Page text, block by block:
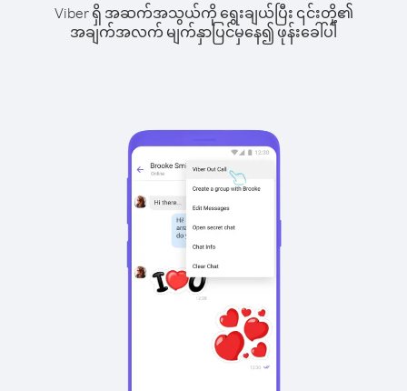
Viber ရှိ အဆက်အသွယ်ကို ရွေးချယ်ပြီး ၎င်းတို့၏
အချက်အလက် မျက်နှာပြင်မှနေ၍ ဖုန်းခေါ်ပါ